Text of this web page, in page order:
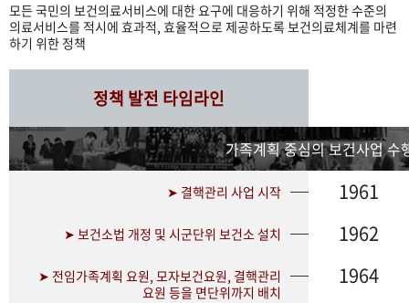
모든 국민의 보건의료서비스에 대한 요구에 대응하기 위해 적정한 수준의
의료서비스를 적시에 효과적, 효율적으로 제공하도록 보건의료체계를 마련
하기 위한 정책
정책 발전 타임라인
가족계획 중심의 보건사업 수
➤ 결핵관리 사업 시작 1961
➤ 보건소법 개정 및 시군단위 보건소 설치 1962
➤ 전임가족계획 요원, 모자보건요원, 결핵관리
요원 등을 면단위까지 배치
1964